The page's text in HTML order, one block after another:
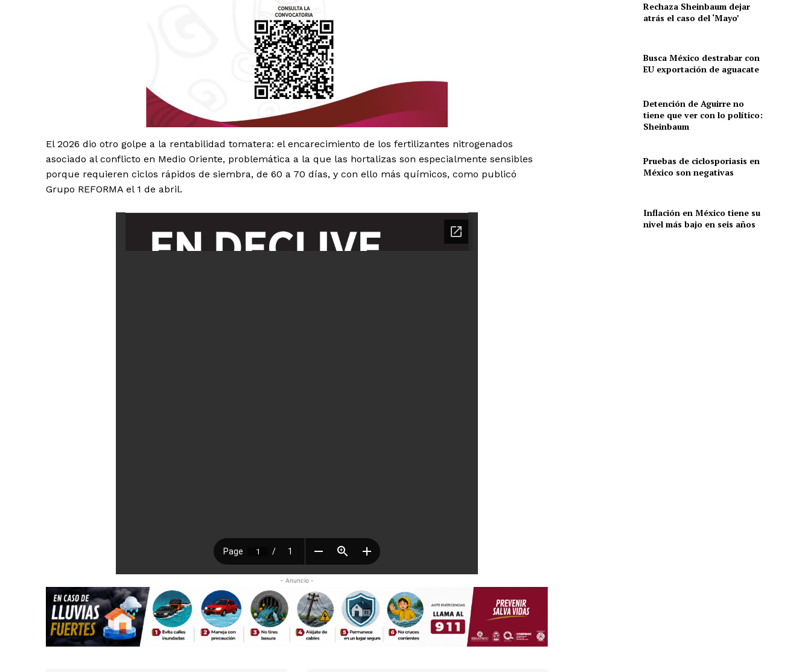
El 2026 dio otro golpe a la rentabilidad tomatera: el encarecimiento de los fertilizantes nitrogenados
asociado al conflicto en Medio Oriente, problemática a la que las hortalizas son especialmente sensibles
porque requieren ciclos rápidos de siembra, de 60 a 70 días, y con ello más químicos, como publicó
Grupo REFORMA el 1 de abril.
- Anuncio -
Rechaza Sheinbaum dejar
atrás el caso del ‘Mayo’
Busca México destrabar con
EU exportación de aguacate
Detención de Aguirre no
tiene que ver con lo político:
Sheinbaum
Pruebas de ciclosporiasis en
México son negativas
Inflación en México tiene su
nivel más bajo en seis años